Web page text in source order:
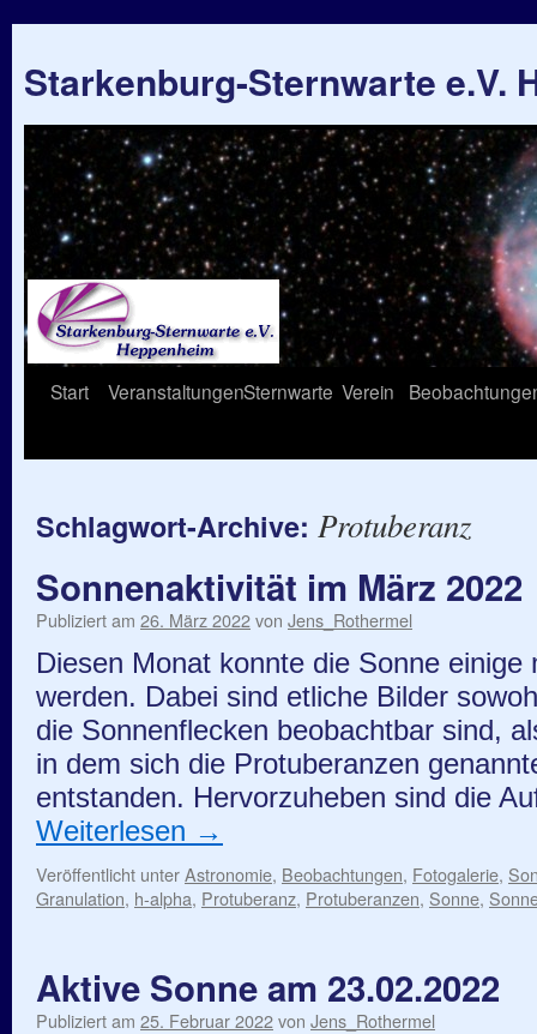
Starkenburg-Sternwarte e.V.
Springe
Start VeranstaltungenSternwarte Verein
Schlagwort-Archive: Protuberanz
Sonnenaktivität im März 2022
Publiziert am 26. März 2022von Jens_Rothermel
Diesen Monat konnte die Sonne einige
werden. Dabei sind etliche Bilder
die Sonnenflecken beobachtbar sind,
in dem sich die Protuberanzen
entstanden. Hervorzuheben sind die
Weiterlesen →
Veröffentlicht unterAstronomie, Beobachtungen, Fotogalerie,
Granulation, h-alpha, Protuberanz, Protuberanzen, Sonne,
Aktive Sonne am 23.02.2022
Publiziert am 25. Februar 2022von Jens_Rothermel